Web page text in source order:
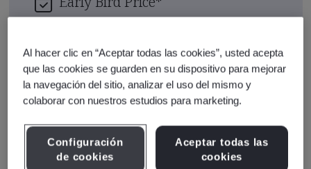
USD $1230.00
Upcoming Sessions
Sep 8-9, 2026 - Ciudad de
México
Enroll
Nov 3-4, 2026 - Tijuana, Baja
California Norte
Enroll
Al hacer clic en “Aceptar todas las cookies”, usted acepta
que las cookies se guarden en su dispositivo para mejorar
la navegación del sitio, analizar el uso del mismo y
colaborar con nuestros estudios para marketing.
Configuración
de cookies
Aceptar todas las
cookies